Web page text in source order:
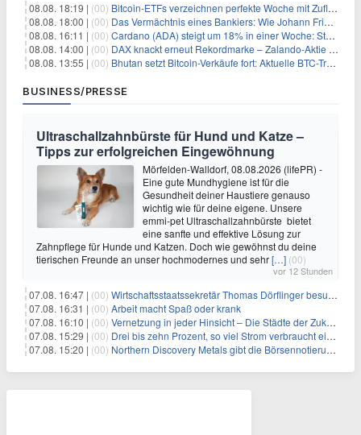
08.08. 18:19 | (00) Bitcoin-ETFs verzeichnen perfekte Woche mit Zuflüssen auf 3-Monats-Hoch
08.08. 18:00 | (00) Das Vermächtnis eines Bankiers: Wie Johann Friedrich Städel sein Imperium unsterblich machte
08.08. 16:11 | (00) Cardano (ADA) steigt um 18% in einer Woche: Steht ein Kurs von $0,30 bevor?
08.08. 14:00 | (00) DAX knackt erneut Rekordmarke – Zalando-Aktie crasht nach Quartalszahlen
08.08. 13:55 | (00) Bhutan setzt Bitcoin-Verkäufe fort: Aktuelle BTC-Transaktionen
BUSINESS/PRESSE
Ultraschallzahnbürste für Hund und Katze –
Tipps zur erfolgreichen Eingewöhnung
Mörfelden-Walldorf, 08.08.2026 (lifePR) -
Eine gute Mundhygiene ist für die
Gesundheit deiner Haustiere genauso
wichtig wie für deine eigene. Unsere
emmi-pet Ultraschallzahnbürste bietet
eine sanfte und effektive Lösung zur
Zahnpflege für Hunde und Katzen. Doch wie gewöhnst du deine
tierischen Freunde an unser hochmodernes und sehr[…] (00)
vor 12 Stunden
07.08. 16:47 | (00) Wirtschaftsstaatssekretär Thomas Dörflinger besucht Handwerksbetrieb im Kammerbezirk Freiburg
07.08. 16:31 | (00) Arbeit macht Spaß oder krank
07.08. 16:10 | (00) Vernetzung in jeder Hinsicht – Die Städte der Zukunft sind grün-blau
07.08. 15:29 | (00) Drei bis zehn Prozent, so viel Strom verbraucht ein Aufzug im Gebäude
07.08. 15:20 | (00) Northern Discovery Metals gibt die Börsennotierung an der Frankfurter Wertpapierbörse bekannt